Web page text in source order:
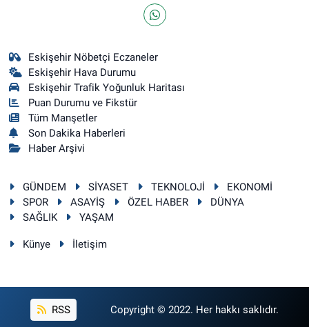
Eskişehir Nöbetçi Eczaneler
Eskişehir Hava Durumu
Eskişehir Trafik Yoğunluk Haritası
Puan Durumu ve Fikstür
Tüm Manşetler
Son Dakika Haberleri
Haber Arşivi
GÜNDEM SİYASET TEKNOLOJİ
EKONOMİ
SPOR
ASAYİŞ ÖZEL HABER
DÜNYA
SAĞLIK
YAŞAM
Künye İletişim
RSS Copyright © 2022. Her hakkı saklıdır.